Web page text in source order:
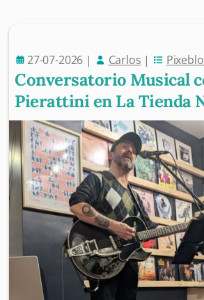
27-07-2026 | Carlos |
Conversatorio Musical
Pierattini en La Tienda